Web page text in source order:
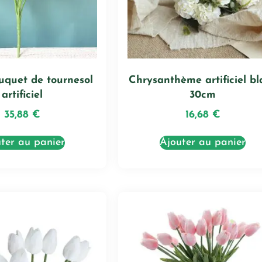
de tournesol
artificiel
35,88 €
au panier
Chrysanthème artificiel
30cm
16,68 €
Ajouter au panier